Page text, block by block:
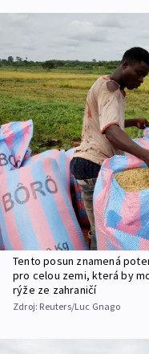
Tento posun znamená
pro celou zemi, která by
rýže ze zahraničí
Zdroj: Reuters/Luc Gnago